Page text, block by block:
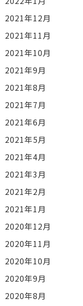
2021年12月
2021年11月
2021年10月
2021年9月
2021年8月
2021年7月
2021年6月
2021年5月
2021年4月
2021年3月
2021年2月
2021年1月
2020年12月
2020年11月
2020年10月
2020年9月
2020年8月